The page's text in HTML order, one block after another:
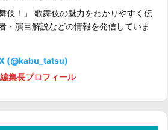
伎！」 歌舞伎の魅力をわかりやすく伝
・演目解説などの情報を発信していま
(@kabu_tatsu)
集長プロフィール